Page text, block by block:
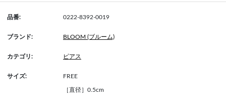
品番: 0222-8392-0019
ブランド: BLOOM (ブルーム)
カテゴリ: ピアス
サイズ: FREE
［直径］0.5cm